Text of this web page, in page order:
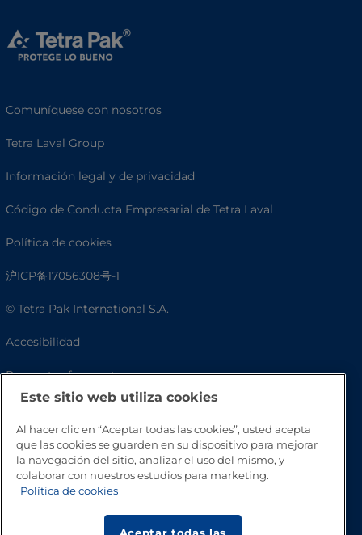
Comuníquese con nosotros
Tetra Laval Group
Información legal y de privacidad
Código de Conducta Empresarial de Tetra Laval
Política de cookies
沪ICP备17056308号-1
© Tetra Pak International S.A.
Accesibilidad
Preguntas frecuentes
Este sitio web utiliza cookies
Al hacer clic en “Aceptar todas las cookies”, usted acepta
que las cookies se guarden en su dispositivo para mejorar
la navegación del sitio, analizar el uso del mismo, y
colaborar con nuestros estudios para marketing.
Política de cookies